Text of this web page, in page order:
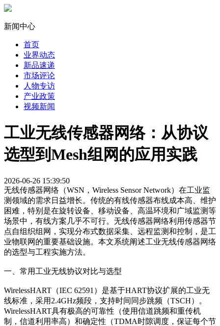
新闻中心
首页
业界动态
新品速递
市场评论
人物专访
产业政策
视频新闻
工业无线传感器网络：从协议
选型到Mesh组网的应用实践
2026-06-26 15:39:50
无线传感器网络（WSN，Wireless Sensor Network）在工业监
测领域的需求日益增长。传统的有线传感器布线成本高、维护
困难，特别是在旋转设备、移动设备、高温环境和广域监测等
场景中，有线方案几乎不可行。无线传感器网络利用传感器节
点自组织组网，实现分布式数据采集、远程监测和控制，是工
业物联网的重要基础设施。本文系统阐述工业无线传感器网络
的选型与工程实施方法。
一、常用工业无线协议对比与选型
WirelessHART（IEC 62591）是基于HART协议扩展的工业无
线标准，采用2.4GHz频段，支持时间同步跳频（TSCH）。
WirelessHART具有极高的可靠性（使用信道跳频和重传机
制，信道利用率高）和确定性（TDMA时隙调度，保证每个节